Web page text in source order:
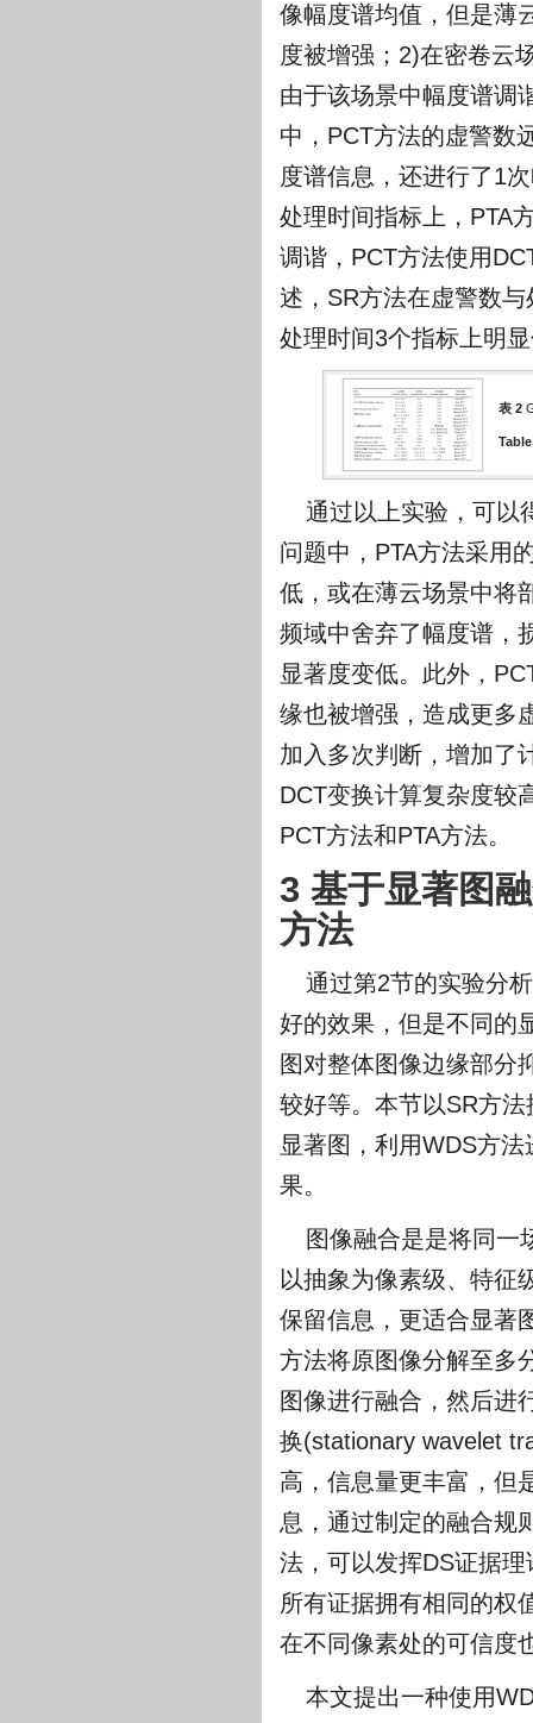
像幅度谱均值，但是薄
度被增强；2)在密卷云
由于该场景中幅度谱调
中，PCT方法的虚警数
度谱信息，还进行了1
处理时间指标上，PTA
调谐，PCT方法使用
述，SR方法在虚警数
处理时间3个指标上明
表 2
通过以上实验，可以
问题中，PTA方法采用
低，或在薄云场景中将
频域中舍弃了幅度谱，
显著度变低。此外，
缘也被增强，造成更多
加入多次判断，增加了
DCT变换计算复杂度较
PCT方法和PTA方法。
3 基于显著图
方法
通过第2节的实验分
好的效果，但是不同的
图对整体图像边缘部分
较好等。本节以SR方
显著图，利用WDS方
果。
图像融合是是将同一
以抽象为像素级、特征
保留信息，更适合显著
方法将原图像分解至多
图像进行融合，然后进
换(stationary wavelet
高，信息量更丰富，但
息，通过制定的融合规
法，可以发挥DS证据
所有证据拥有相同的权
在不同像素处的可信度
本文提出一种使用